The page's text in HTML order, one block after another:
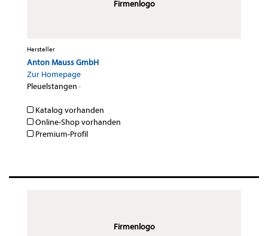
Firmenlogo
Hersteller
Anton Mauss GmbH
Zur Homepage
Pleuelstangen ·
Katalog vorhanden
Online-Shop vorhanden
Premium-Profil
Firmenlogo